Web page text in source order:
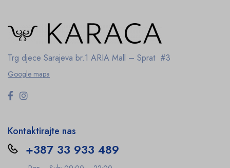
Trg djece Sarajeva br.1 ARIA Mall – Sprat #3
Google mapa
Kontaktirajte nas
+387 33 933 489